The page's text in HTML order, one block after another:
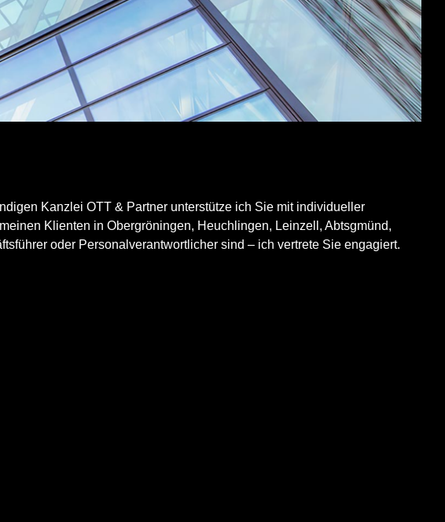
Kanzlei OTT & Partner unterstütze ich Sie mit individueller
Klienten in Obergröningen, Heuchlingen, Leinzell, Abtsgmünd,
oder Personalverantwortlicher sind – ich vertrete Sie engagiert.